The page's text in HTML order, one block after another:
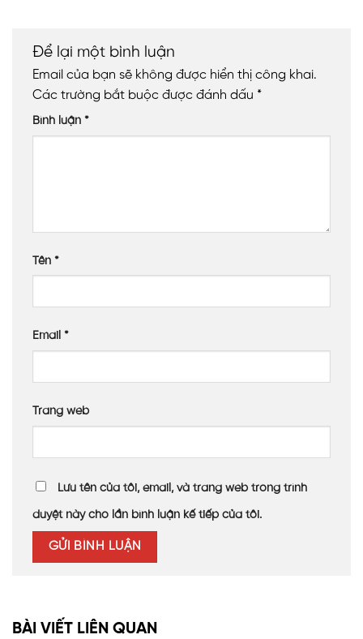
Để lại một bình luận
Email của bạn sẽ không được hiển thị công khai.
Các trường bắt buộc được đánh dấu *
Bình luận *
Tên *
Email *
Trang web
Lưu tên của tôi, email, và trang web trong trình
duyệt này cho lần bình luận kế tiếp của tôi.
BÀI VIẾT LIÊN QUAN